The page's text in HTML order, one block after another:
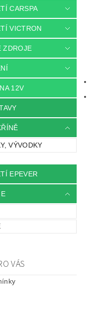
CARSPA
VICTRON
ZDROJE
12V
VÝVODKY
EPEVER
VÁS